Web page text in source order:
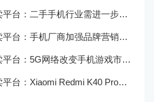
忠机者手机专卖平台：二手手机行业需进一步扩大市场份额
忠机者手机专卖平台：手机厂商加强品牌营销和用户服务
忠机者手机专卖平台：5G网络改变手机游戏市场格局
忠机者手机专卖平台：Xiaomi Redmi K40 Pro发布，搭载顶级的处理器和优秀的摄像头